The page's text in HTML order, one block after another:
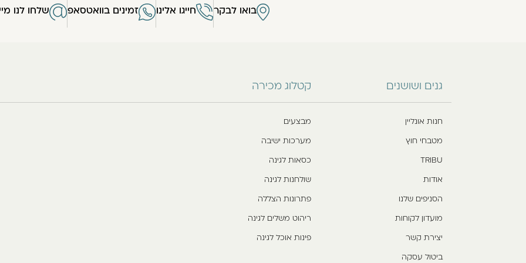
גנים ושושנים
חנות אונליין
מטבחי חוץ
TRIBU
אודות
הסניפים שלנו
מועדון לקוחות
יצירת קשר
ביטול עסקה
קטלוג מכירה
מבצעים
מערכות ישיבה
כסאות לגינה
שולחנות לגינה
פתרונות הצללה
ריהוט משלים לגינה
פינות אוכל לגינה
בואו לבקר חייגו אלינו זמינים בוואטסאפ שלחו לנו